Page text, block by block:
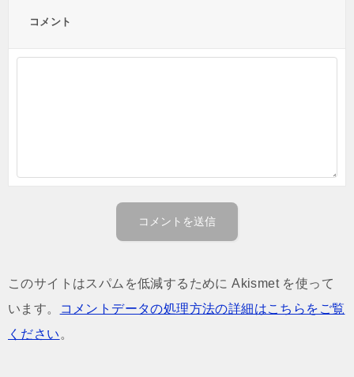
コメント
このサイトはスパムを低減するために Akismet を使って
います。
コメントデータの処理方法の詳細はこちらをご覧
ください 。